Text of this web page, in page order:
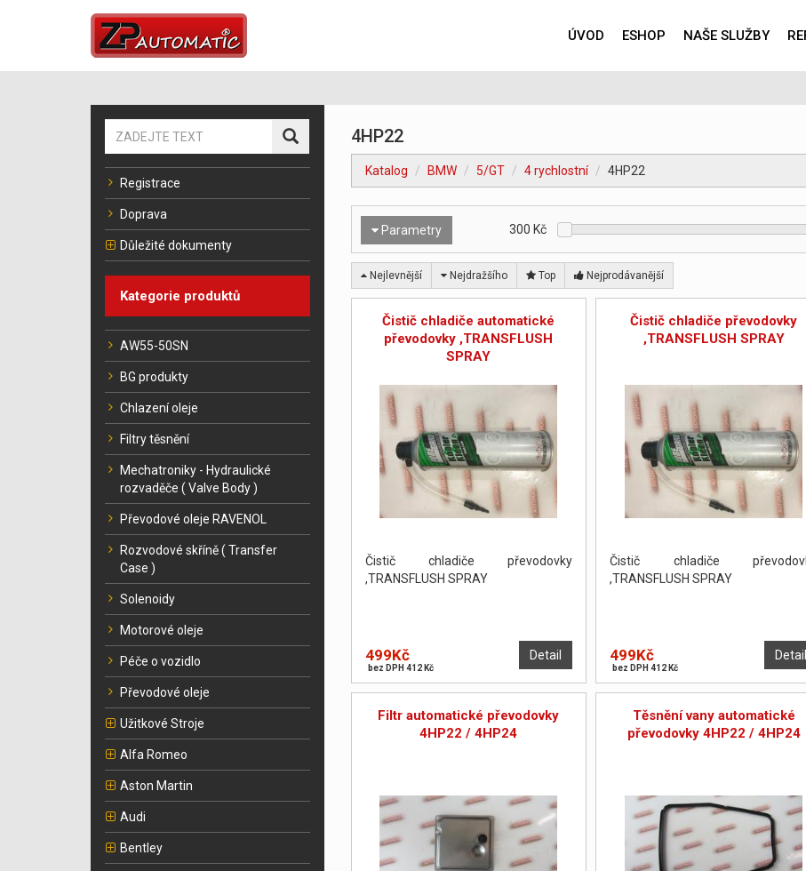
ÚVOD ESHOP NAŠE SLUŽBY
Registrace
Doprava
Důležité dokumenty
Kategorie produktů
AW55-50SN
BG produkty
Chlazení oleje
Filtry těsnění
Mechatroniky - Hydraulické
rozvaděče ( Valve Body )
Převodové oleje RAVENOL
Rozvodové skříně ( Transfer
Case )
Solenoidy
Motorové oleje
Péče o vozidlo
Převodové oleje
Užitkové Stroje
Alfa Romeo
Aston Martin
Audi
Bentley
4HP22
Katalog BMW 5/GT 4 rychlostní 4HP22
Parametry 300 Kč
Nejlevnější Nejdražšího Top Nejprodávanější
Čistič chladiče automatické
převodovky ,TRANSFLUSH
SPRAY
Čistič chladiče převodovky
,TRANSFLUSH SPRAY
Detail
499Kč
bez DPH 412 Kč
Čistič chladiče převodovky
,TRANSFLUSH SPRAY
Čistič chladiče
,TRANSFLUSH SPRAY
Detail
499Kč
bez DPH 412 Kč
Filtr automatické převodovky
4HP22 / 4HP24
Těsnění vany automatické
převodovky 4HP22 / 4HP24